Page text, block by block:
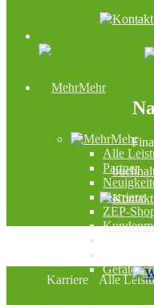
Mehr
Mehr
Alle
Partner
Karriere
ZEP-
Karriere Alle